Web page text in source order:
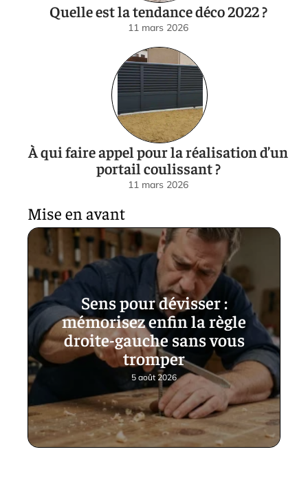
Quelle est la tendance déco 2022 ?
11 mars 2026
À qui faire appel pour la réalisation d’un
portail coulissant ?
11 mars 2026
Mise en avant
Sens pour dévisser :
mémorisez enfin la règle
droite-gauche sans vous
tromper
5 août 2026